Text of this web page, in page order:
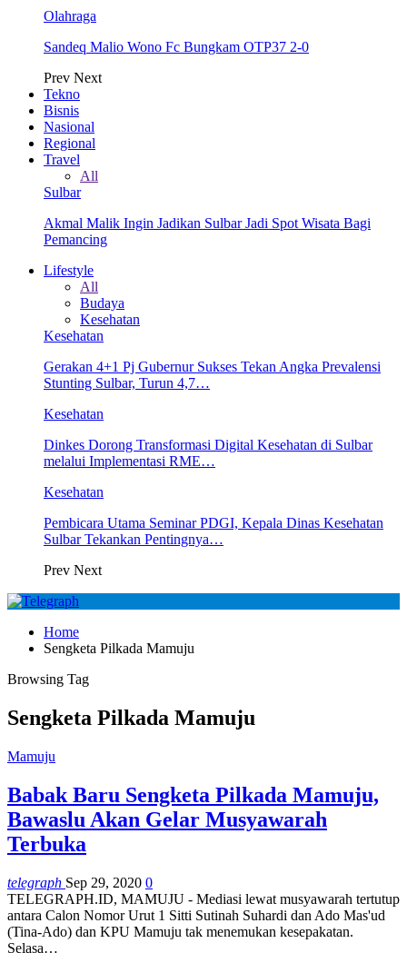
Olahraga
Sandeq Malio Wono Fc Bungkam OTP37 2-0
Prev Next
Tekno
Bisnis
Nasional
Regional
Travel
All
Sulbar
Akmal Malik Ingin Jadikan Sulbar Jadi Spot Wisata Bagi
Pemancing
Lifestyle
All
Budaya
Kesehatan
Kesehatan
Gerakan 4+1 Pj Gubernur Sukses Tekan Angka Prevalensi
Stunting Sulbar, Turun 4,7…
Kesehatan
Dinkes Dorong Transformasi Digital Kesehatan di Sulbar
melalui Implementasi RME…
Kesehatan
Pembicara Utama Seminar PDGI, Kepala Dinas Kesehatan
Sulbar Tekankan Pentingnya…
Prev Next
Home
Sengketa Pilkada Mamuju
Browsing Tag
Sengketa Pilkada Mamuju
Mamuju
Babak Baru Sengketa Pilkada Mamuju,
Bawaslu Akan Gelar Musyawarah
Terbuka
telegraph Sep 29, 2020 0
TELEGRAPH.ID, MAMUJU - Mediasi lewat musyawarah tertutup
antara Calon Nomor Urut 1 Sitti Sutinah Suhardi dan Ado Mas'ud
(Tina-Ado) dan KPU Mamuju tak menemukan kesepakatan.
Selasa…